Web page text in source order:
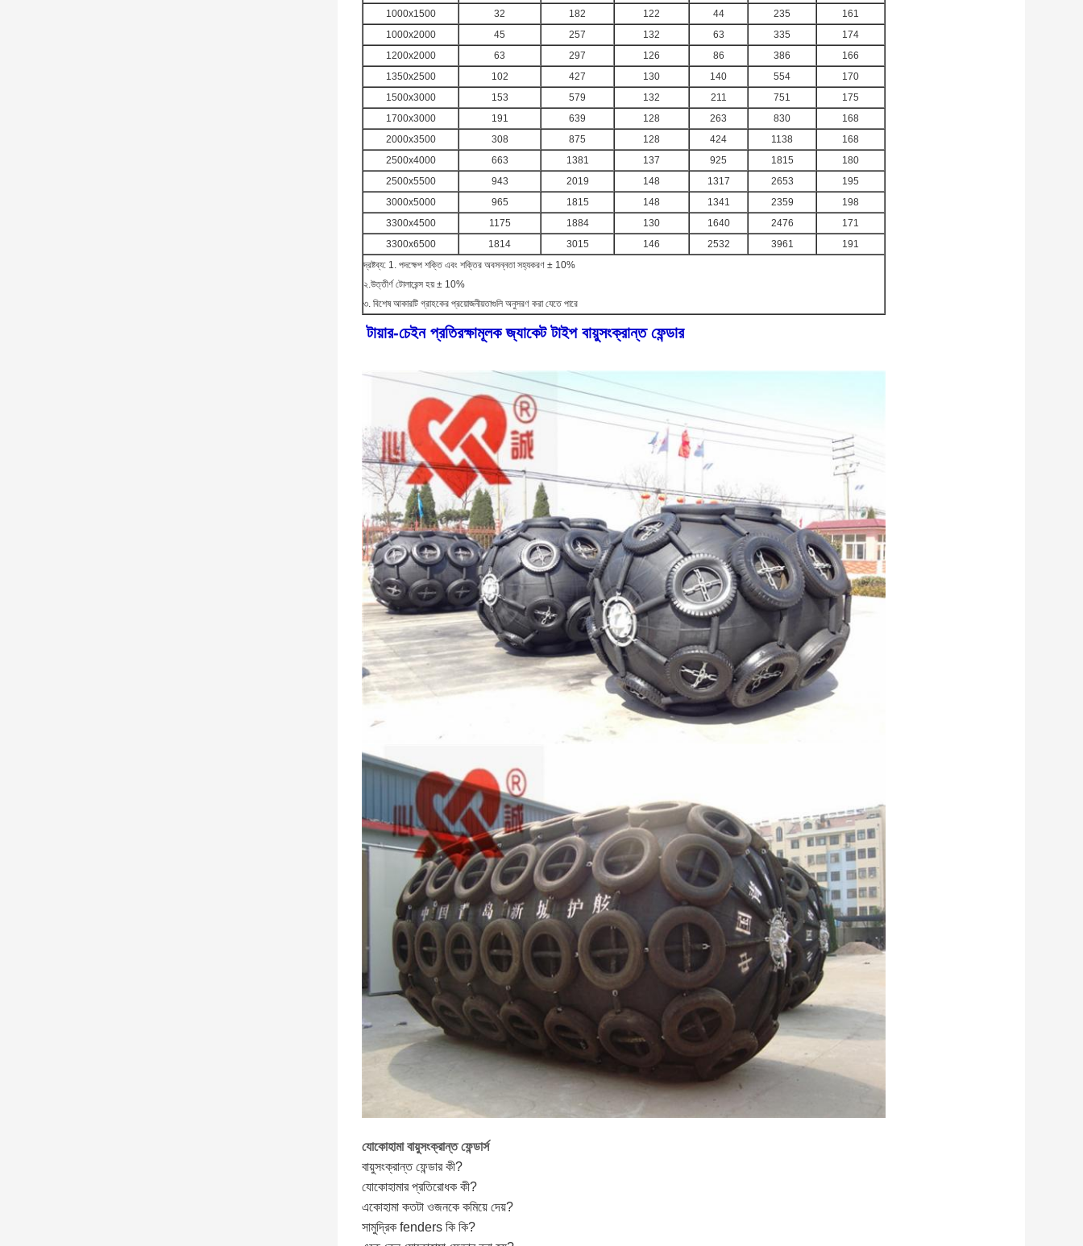
1000x1500
32 182 122 44 235
161
1000x2000
45 257 132 63 335
174
1200x2000
63 297 126 86 386
166
1350x2500
102 427 130 140 554
170
1500x3000
153 579 132 211 751
175
1700x3000
191 639 128 263 830
168
2000x3500
308 875 128 424 1138
168
2500x4000
663 1381 137 925 1815
180
2500x5500
943 2019 148 1317 2653
195
3000x5000
965 1815 148 1341 2359
198
3300x4500
1175 1884 130 1640 2476
171
3300x6500
1814 3015 146 2532 3961
191
দ্রষ্টব্য: 1. পদক্ষেপ শক্তি এবং শক্তির অবসন্নতা সহ্যকরণ ± 10%
২.উত্তীর্ণ টোলারেন্স হয় ± 10%
৩. বিশেষ আকারটি গ্রাহকের প্রয়োজনীয়তাগুলি অনুসরণ করা যেতে পারে
টায়ার-চেইন প্রতিরক্ষামূলক জ্যাকেট টাইপ বায়ুসংক্রান্ত ফেন্ডার
যোকোহামা বায়ুসংক্রান্ত ফেন্ডার্স
বায়ুসংক্রান্ত ফেন্ডার কী?
যোকোহামার প্রতিরোধক কী?
একোহামা কতটা ওজনকে কমিয়ে দেয়?
সামুদ্রিক fenders কি কি?